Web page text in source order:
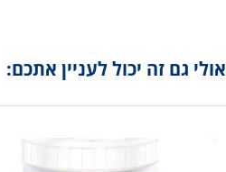
אולי גם זה יכול לעניין אתכם: